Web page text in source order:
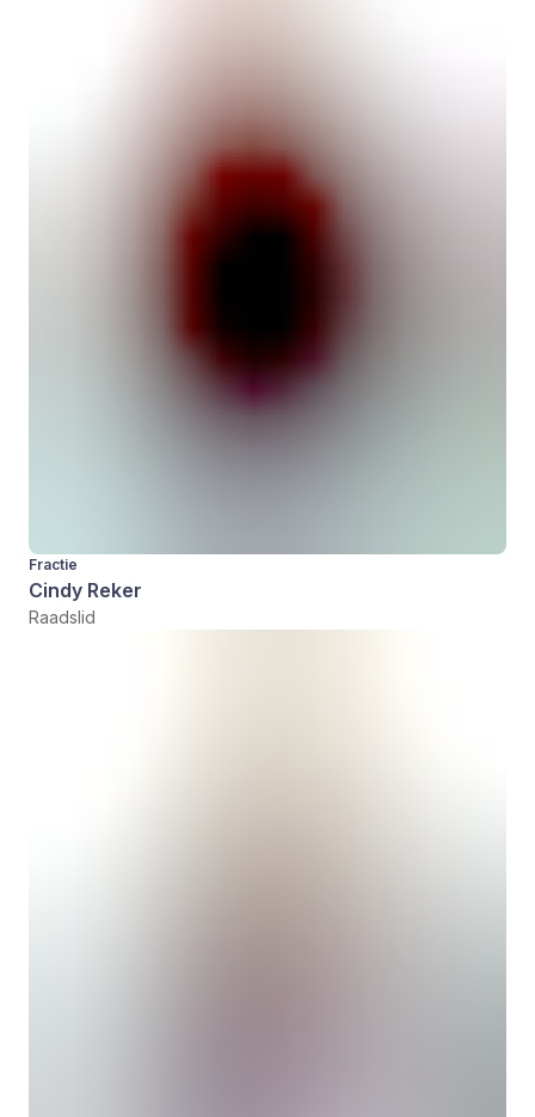
Fractie
Cindy Reker
Raadslid